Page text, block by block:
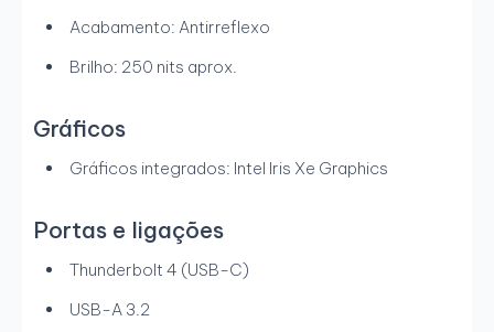
Acabamento: Antirreflexo
Brilho: 250 nits aprox.
Gráficos
Gráficos integrados: Intel Iris Xe Graphics
Portas e ligações
Thunderbolt 4 (USB-C)
USB-A 3.2